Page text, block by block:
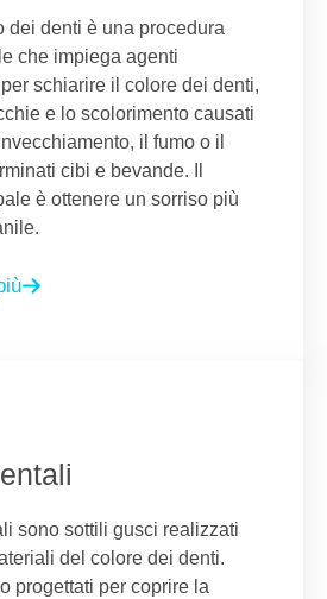
dei denti è una procedura
che impiega agenti
schiarire il colore dei denti,
e lo scolorimento causati
il fumo o il
cibi e bevande. Il
è ottenere un sorriso più
sono sottili gusci realizzati
del colore dei denti.
progettati per coprire la